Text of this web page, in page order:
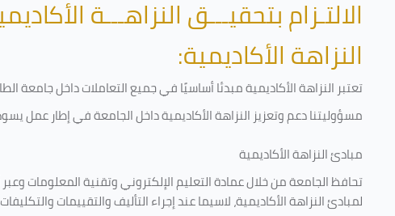
الالتـزام بتحقيـــق النزاهـــة
النزاهة الأكاديمية:
تعتبر النزاهة الأكاديمية مبدئا أساسيًا في جميع التعاملات داخل جامعة
مسؤوليتنا دعم وتعزيز النزاهة الأكاديمية داخل الجامعة في إطار عمل
مبادئ النزاهة الأكاديمية
تحافظ الجامعة من خلال عمادة التعليم الإلكتروني وتقنية المعلومات
لمبادئ النزاهة الأكاديمية، لاسيما عند إجراء التأليف والتقييمات